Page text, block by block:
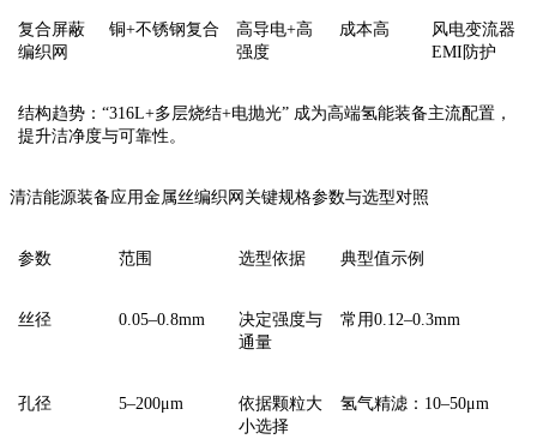
‌复合屏蔽
编织网‌
铜+不锈钢复合
高导电+高
强度
成本高
风电变流器
EMI防护
‌结构趋势‌：‌“316L+多层烧结+电抛光”‌ 成为高端氢能装备主流配置，
提升洁净度与可靠性。
清洁能源装备应用金属丝编织网关键规格参数与选型对照‌
参数‌‌‌‌ 范围 选型依据 典型值示例
‌丝径‌ 0.05–0.8mm
决定强度与
通量
常用‌0.12–0.3mm
‌孔径‌ 5–200μm
依据颗粒大
小选择
氢气精滤：‌10–50μm